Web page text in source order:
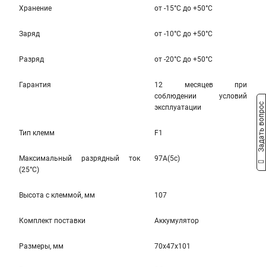
Хранение от -15°С до +50°С
Заряд от -10°С до +50°С
Разряд от -20°С до +50°С
Гарантия
12 месяцев при
соблюдении условий
эксплуатации
Тип клемм F1
Максимальный разрядный ток
(25°С)
97A(5c)
Высота c клеммой, мм 107
Комплект поставки Аккумулятор
Размеры, мм 70x47x101
Задать вопрос